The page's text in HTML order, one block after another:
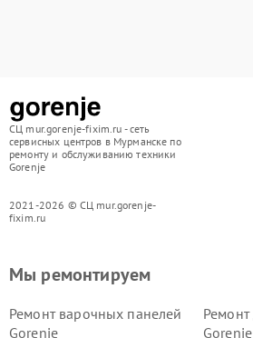
СЦ mur.gorenje-fixim.ru - сеть
сервисных центров в Мурманске по
ремонту и обслуживанию техники
Gorenje
2021-2026 © СЦ mur.gorenje-
fixim.ru
Мы ремонтируем
Ремонт варочных панелей
Gorenje
Gorenje